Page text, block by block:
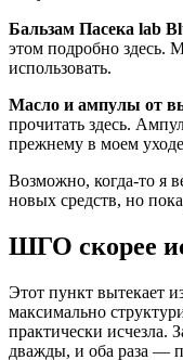
Бальзам Пасека lab
этом подробно здесь.
использовать.
Масло и ампулы от
прочитать здесь.
прежнему в моем
Возможно, когда-то я
новых средств, но
ШГО скорее
Этот пункт вытекает
максимально
практически исчезла.
дважды, и оба раза —